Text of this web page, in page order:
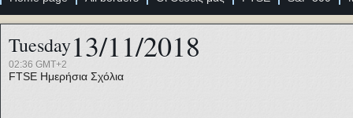
Tuesday13/11/2018
02:36 GMT+2
FTSE Ημερήσια Σχόλια